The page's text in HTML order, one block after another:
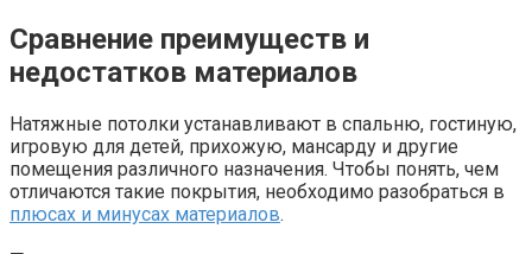
Сравнение преимуществ и
недостатков материалов
Натяжные потолки устанавливают в спальню, гостиную,
игровую для детей, прихожую, мансарду и другие
помещения различного назначения. Чтобы понять, чем
отличаются такие покрытия, необходимо разобраться в
плюсах и минусах материалов.